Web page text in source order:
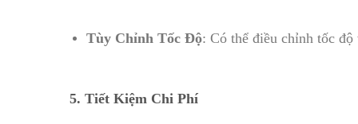
Tùy Chỉnh Tốc Độ: Có thể điều chỉnh tốc
5. Tiết Kiệm Chi Phí